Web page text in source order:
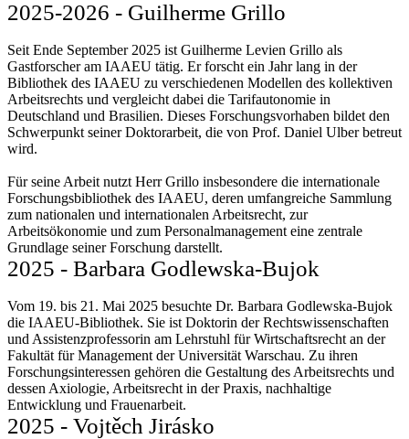
2025-2026 - Guilherme Grillo
Seit Ende September 2025 ist Guilherme Levien Grillo als
Gastforscher am IAAEU tätig. Er forscht ein Jahr lang in der
Bibliothek des IAAEU zu verschiedenen Modellen des kollektiven
Arbeitsrechts und vergleicht dabei die Tarifautonomie in
Deutschland und Brasilien. Dieses Forschungsvorhaben bildet den
Schwerpunkt seiner Doktorarbeit, die von Prof. Daniel Ulber betreut
wird.
Für seine Arbeit nutzt Herr Grillo insbesondere die internationale
Forschungsbibliothek des IAAEU, deren umfangreiche Sammlung
zum nationalen und internationalen Arbeitsrecht, zur
Arbeitsökonomie und zum Personalmanagement eine zentrale
Grundlage seiner Forschung darstellt.
2025 - Barbara Godlewska-Bujok
Vom 19. bis 21. Mai 2025 besuchte Dr. Barbara Godlewska-Bujok
die IAAEU-Bibliothek. Sie ist Doktorin der Rechtswissenschaften
und Assistenzprofessorin am Lehrstuhl für Wirtschaftsrecht an der
Fakultät für Management der Universität Warschau. Zu ihren
Forschungsinteressen gehören die Gestaltung des Arbeitsrechts und
dessen Axiologie, Arbeitsrecht in der Praxis, nachhaltige
Entwicklung und Frauenarbeit.
2025 - Vojtěch Jirásko